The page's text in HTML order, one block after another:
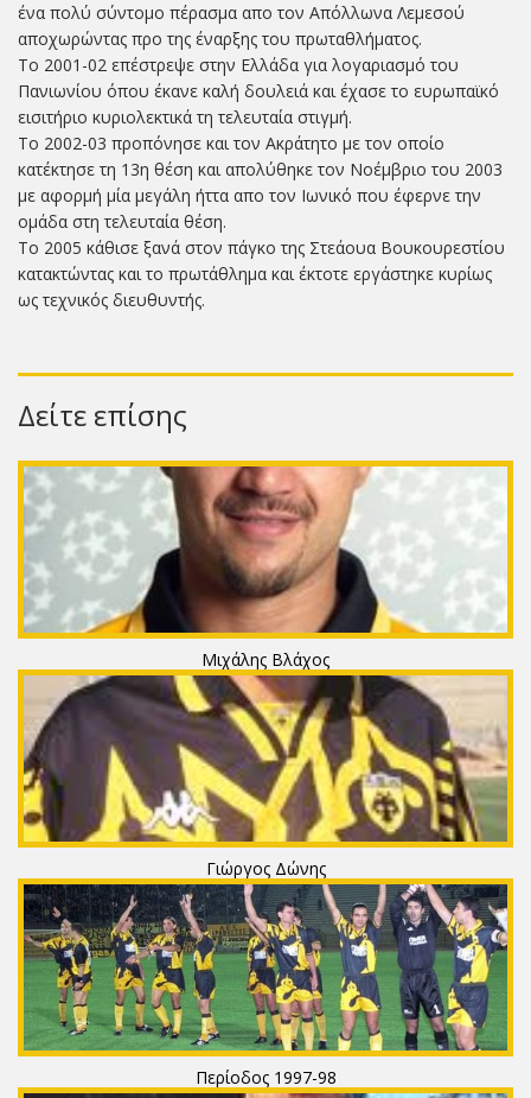
ένα πολύ σύντομο πέρασμα απο τον Απόλλωνα Λεμεσού
αποχωρώντας προ της έναρξης του πρωταθλήματος.
Το 2001-02 επέστρεψε στην Ελλάδα για λογαριασμό του
Πανιωνίου όπου έκανε καλή δουλειά και έχασε το ευρωπαϊκό
εισιτήριο κυριολεκτικά τη τελευταία στιγμή.
Το 2002-03 προπόνησε και τον Ακράτητο με τον οποίο
κατέκτησε τη 13η θέση και απολύθηκε τον Νοέμβριο του 2003
με αφορμή μία μεγάλη ήττα απο τον Ιωνικό που έφερνε την
ομάδα στη τελευταία θέση.
Το 2005 κάθισε ξανά στον πάγκο της Στεάουα Βουκουρεστίου
κατακτώντας και το πρωτάθλημα και έκτοτε εργάστηκε κυρίως
ως τεχνικός διευθυντής.
Δείτε επίσης
Μιχάλης Βλάχος
Γιώργος Δώνης
Περίοδος 1997-98